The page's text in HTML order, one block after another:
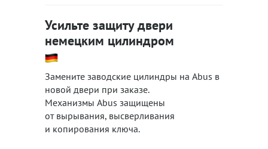
Усильте защиту двери
немецким цилиндром
Замените заводские цилиндры на Abus в
новой двери при заказе.
Механизмы Abus защищены
от вырывания, высверливания
и копирования ключа.